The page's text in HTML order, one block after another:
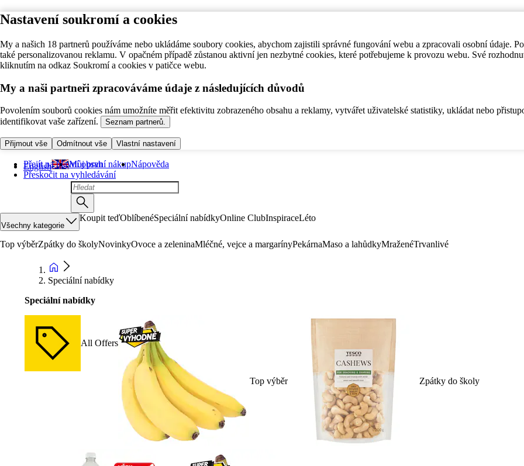
Nastavení soukromí a cookies
My a našich 18 partnerů používáme nebo ukládáme soubory cookies, abychom zajistili správné fungování webu a zpracovali osobní údaje.
také personalizovanou reklamu. V opačném případě zůstanou aktivní jen nezbytné cookies, které potřebujeme k provozu webu. Své
kliknutím na odkaz Soukromí a cookies v patičce webu.
My a naši partneři zpracováváme údaje z následujících důvodů
Povolením souborů cookies nám umožníte měřit efektivitu zobrazeného obsahu a reklamy, vytvářet uživatelské statistiky, ukládat nebo
identifikovat vaše zařízení.
Seznam partnerů.
Přijmout vše Odmítnout vše Vlastní nastavení
Přejít na hlavní obsah
Přeskočit na vyhledávání
English Můj první nákupNápověda
Všechny kategorie
Koupit teďOblíbenéSpeciální nabídkyOnline ClubInspiraceLéto
Top výběrZpátky do školyNovinkyOvoce a zeleninaMléčné, vejce a margarínyPekárnaMaso a lahůdkyMraženéTrvanlivé
Speciální nabídky
Speciální nabídky
All Offers
Top výběr Zpátky do školy